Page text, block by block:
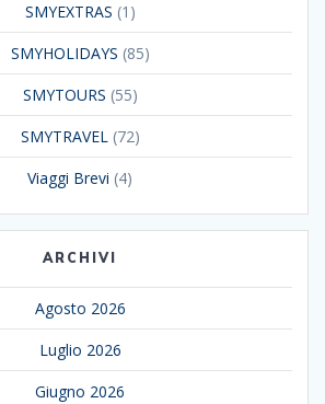
SMYEXTRAS (1)
SMYHOLIDAYS (85)
SMYTOURS (55)
SMYTRAVEL(72)
Viaggi Brevi (4)
ARCHIVI
Agosto 2026
Luglio 2026
Giugno 2026